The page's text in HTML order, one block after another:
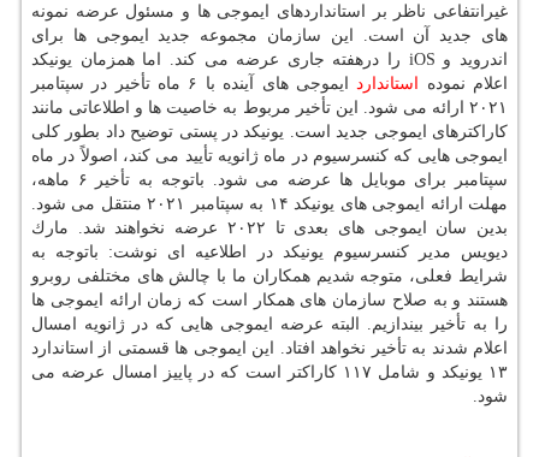
غیرانتفاعی ناظر بر استانداردهای ایموجی ها و مسئول عرضه نمونه
های جدید آن است. این سازمان مجموعه جدید ایموجی ها برای
اندروید و iOS را درهفته جاری عرضه می كند. اما همزمان یونیكد
اعلام نموده
استاندارد
ایموجی های آینده با ۶ ماه تأخیر در سپتامبر
۲۰۲۱ ارائه می شود. این تأخیر مربوط به خاصیت ها و اطلاعاتی مانند
كاراكترهای ایموجی جدید است. یونیكد در پستی توضیح داد بطور كلی
ایموجی هایی كه كنسرسیوم در ماه ژانویه تأیید می كند، اصولاً در ماه
سپتامبر برای موبایل ها عرضه می شود. باتوجه به تأخیر ۶ ماهه،
مهلت ارائه ایموجی های یونیكد ۱۴ به سپتامبر ۲۰۲۱ منتقل می شود.
بدین سان ایموجی های بعدی تا ۲۰۲۲ عرضه نخواهند شد. مارك
دیویس مدیر كنسرسیوم یونیكد در اطلاعیه ای نوشت: باتوجه به
شرایط فعلی، متوجه شدیم همكاران ما با چالش های مختلفی روبرو
هستند و به صلاح سازمان های همكار است كه زمان ارائه ایموجی ها
را به تأخیر بیندازیم. البته عرضه ایموجی هایی كه در ژانویه امسال
اعلام شدند به تأخیر نخواهد افتاد. این ایموجی ها قسمتی از استاندارد
۱۳ یونیكد و شامل ۱۱۷ كاراكتر است كه در پاییز امسال عرضه می
شود.